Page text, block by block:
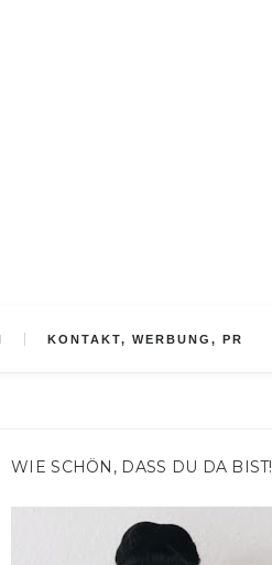
KONTAKT, WERBUNG, PR
WIE SCHÖN, DASS DU DA BIST!